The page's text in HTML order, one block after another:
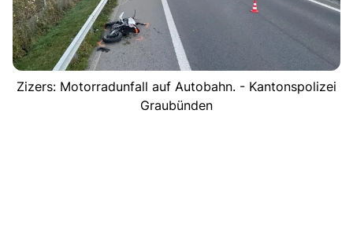
Zizers: Motorradunfall auf Autobahn. - Kantonspolizei
Graubünden